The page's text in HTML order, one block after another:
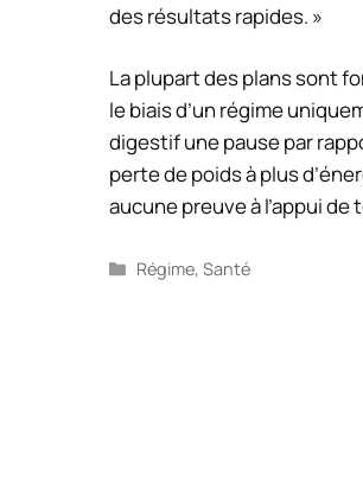
des résultats rapides. »
La plupart des plans sont
le biais d’un régime
digestif une pause par
perte de poids à plus
aucune preuve à l’appui de
Catégories
Régime,Santé